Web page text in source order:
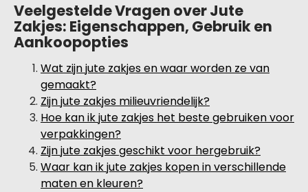
Veelgestelde Vragen over Jute
Zakjes: Eigenschappen, Gebruik en
Aankoopopties
Wat zijn jute zakjes en waar worden ze van
gemaakt?
Zijn jute zakjes milieuvriendelijk?
Hoe kan ik jute zakjes het beste gebruiken voor
verpakkingen?
Zijn jute zakjes geschikt voor hergebruik?
Waar kan ik jute zakjes kopen in verschillende
maten en kleuren?